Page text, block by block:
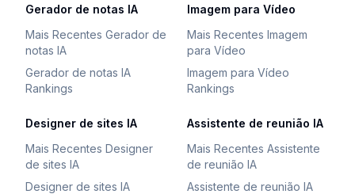
Gerador de notas IA
Mais Recentes Gerador de
notas IA
Gerador de notas IA
Rankings
Imagem para Vídeo
Mais Recentes Imagem
para Vídeo
Imagem para Vídeo
Rankings
Designer de sites IA
Mais Recentes Designer
de sites IA
Designer de sites IA
Assistente de reunião IA
Mais Recentes Assistente
de reunião IA
Assistente de reunião IA